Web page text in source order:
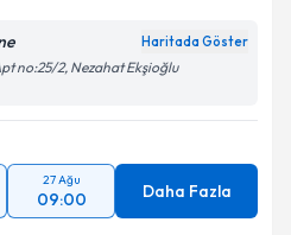
Haritada Göster
no:25/2, Nezahat Ekşioğlu
27 Ağu
09:00 Daha Fazla